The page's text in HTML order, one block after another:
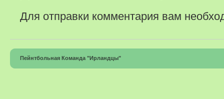
Для отправки комментария вам
Пейнтбольная Команда "Ирландцы"